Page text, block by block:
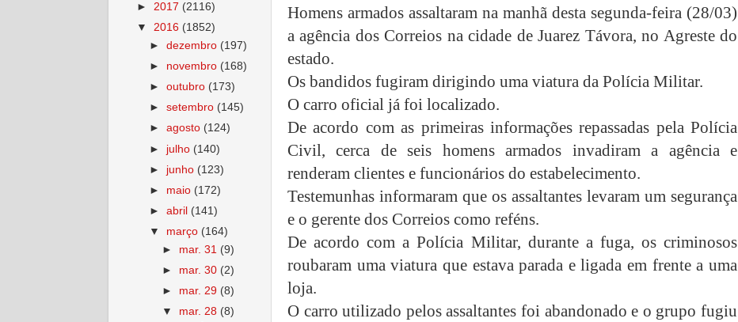
Homens armados assaltaram na manhã desta segunda-feira (28/03)
a agência dos Correios na cidade de Juarez Távora, no Agreste do
estado.
Os bandidos fugiram dirigindo uma viatura da Polícia Militar.
O carro oficial já foi localizado.
De acordo com as primeiras informações repassadas pela Polícia
Civil, cerca de seis homens armados invadiram a agência e
renderam clientes e funcionários do estabelecimento.
Testemunhas informaram que os assaltantes levaram um segurança
e o gerente dos Correios como reféns.
De acordo com a Polícia Militar, durante a fuga, os criminosos
roubaram uma viatura que estava parada e ligada em frente a uma
loja.
O carro utilizado pelos assaltantes foi abandonado e o grupo fugiu
► 2017 (2116)
▼ 2016 (1852)
►dezembro (197)
► novembro (168)
►outubro (173)
►setembro (145)
►agosto (124)
► julho (140)
► junho (123)
► maio (172)
►abril (141)
▼ março (164)
► mar. 31 (9)
► mar. 30 (2)
► mar. 29 (8)
▼ mar. 28 (8)